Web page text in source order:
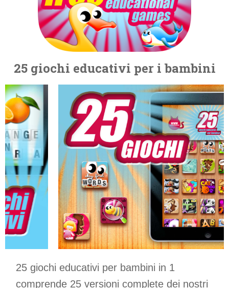
25 giochi educativi per i bambini
25 giochi educativi per bambini in 1
comprende 25 versioni complete dei nostri